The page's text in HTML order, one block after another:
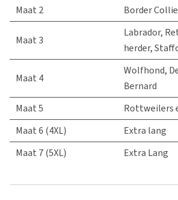
Maat 2
Border
Maat 3
Labrador,
herder,
Maat 4
Wolfhond,
Bernard
Maat 5
Rottweilers
Maat 6 (4XL)
Extra lang
Maat 7 (5XL)
Extra Lang